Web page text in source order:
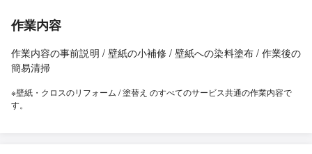
作業内容
作業内容の事前説明 / 壁紙の小補修 / 壁紙への染料塗布 / 作業後の
簡易清掃
※壁紙・クロスのリフォーム / 塗替え のすべてのサービス共通の作業内容で
す。